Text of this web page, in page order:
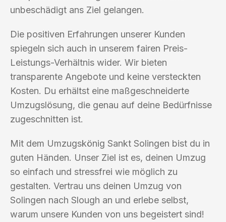
unbeschädigt ans Ziel gelangen.
Die positiven Erfahrungen unserer Kunden
spiegeln sich auch in unserem fairen Preis-
Leistungs-Verhältnis wider. Wir bieten
transparente Angebote und keine versteckten
Kosten. Du erhältst eine maßgeschneiderte
Umzugslösung, die genau auf deine Bedürfnisse
zugeschnitten ist.
Mit dem Umzugskönig Sankt Solingen bist du in
guten Händen. Unser Ziel ist es, deinen Umzug
so einfach und stressfrei wie möglich zu
gestalten. Vertrau uns deinen Umzug von
Solingen nach Slough an und erlebe selbst,
warum unsere Kunden von uns begeistert sind!